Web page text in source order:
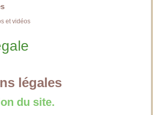
et vidéos
légales
du site.